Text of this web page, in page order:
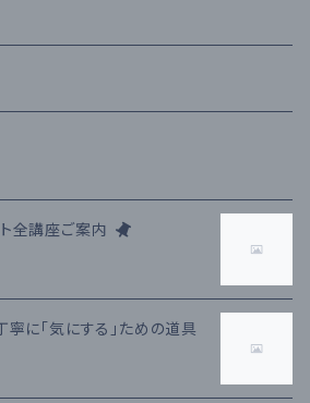
全講座ご案内
寧に「気にする」ための道具